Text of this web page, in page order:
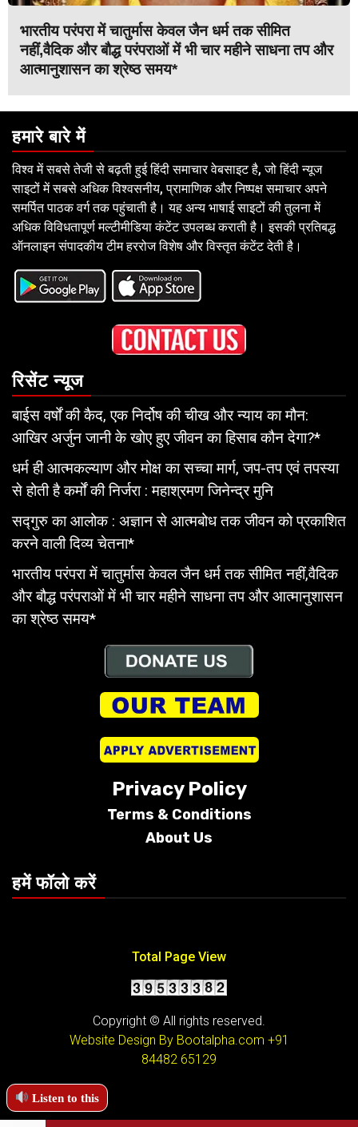
भारतीय परंपरा में चातुर्मास केवल जैन धर्म तक सीमित
नहीं,वैदिक और बौद्ध परंपराओं में भी चार महीने साधना तप और
आत्मानुशासन का श्रेष्ठ समय*
हमारे बारे में
विश्व में सबसे तेजी से बढ़ती हुई हिंदी समाचार वेबसाइट है, जो हिंदी न्यूज
साइटों में सबसे अधिक विश्वसनीय, प्रामाणिक और निष्पक्ष समाचार अपने
समर्पित पाठक वर्ग तक पहुंचाती है। यह अन्य भाषाई साइटों की तुलना में
अधिक विविधतापूर्ण मल्टीमीडिया कंटेंट उपलब्ध कराती है। इसकी प्रतिबद्ध
ऑनलाइन संपादकीय टीम हररोज विशेष और विस्तृत कंटेंट देती है।
रिसेंट न्यूज
बाईस वर्षों की कैद, एक निर्दोष की चीख और न्याय का मौन:
आखिर अर्जुन जानी के खोए हुए जीवन का हिसाब कौन देगा?*
धर्म ही आत्मकल्याण और मोक्ष का सच्चा मार्ग, जप-तप एवं तपस्या
से होती है कर्मों की निर्जरा : महाश्रमण जिनेन्द्र मुनि
सद्गुरु का आलोक : अज्ञान से आत्मबोध तक जीवन को प्रकाशित
करने वाली दिव्य चेतना*
भारतीय परंपरा में चातुर्मास केवल जैन धर्म तक सीमित नहीं,वैदिक
और बौद्ध परंपराओं में भी चार महीने साधना तप और आत्मानुशासन
का श्रेष्ठ समय*
Privacy Policy
Terms & Conditions
About Us
हमें फॉलो करें
Total Page View
Copyright © All rights reserved.
Website Design By Bootalpha.com +91
84482 65129
Listen to this